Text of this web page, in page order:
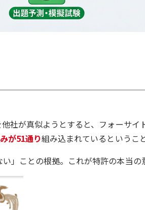
社が真似ようとすると、フォーサイ
が51通り組み込まれているということ
」ことの根拠。これが特許の本当の